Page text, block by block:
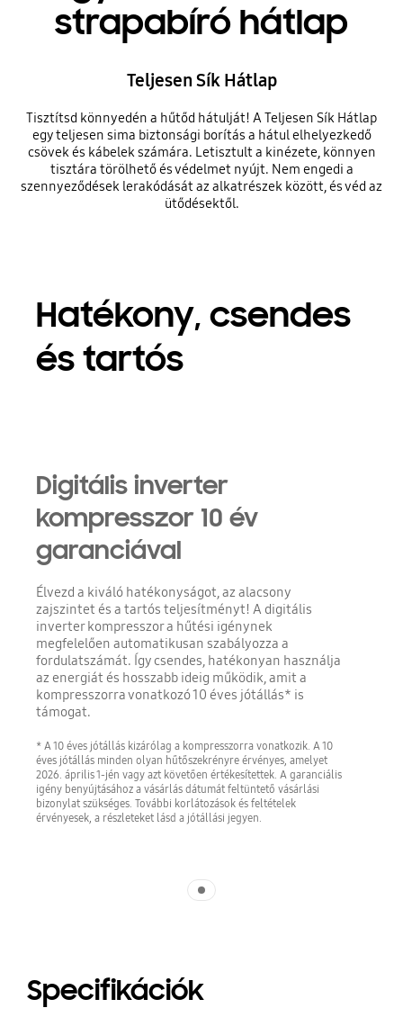
strapabíró hátlap
Teljesen Sík Hátlap
Tisztítsd könnyedén a hűtőd hátulját! A Teljesen Sík Hátlap
egy teljesen sima biztonsági borítás a hátul elhelyezkedő
csövek és kábelek számára. Letisztult a kinézete, könnyen
tisztára törölhető és védelmet nyújt. Nem engedi a
szennyeződések lerakódását az alkatrészek között, és véd az
ütődésektől.
Hatékony, csendes
és tartós
Digitális inverter
kompresszor 10 év
garanciával
Élvezd a kiváló hatékonyságot, az alacsony
zajszintet és a tartós teljesítményt! A digitális
inverter kompresszor a hűtési igénynek
megfelelően automatikusan szabályozza a
fordulatszámát. Így csendes, hatékonyan használja
az energiát és hosszabb ideig működik, amit a
kompresszorra vonatkozó 10 éves jótállás* is
támogat.
* A 10 éves jótállás kizárólag a kompresszorra vonatkozik. A 10
éves jótállás minden olyan hűtőszekrényre érvényes, amelyet
2026. április 1-jén vagy azt követően értékesítettek. A garanciális
igény benyújtásához a vásárlás dátumát feltüntető vásárlási
bizonylat szükséges. További korlátozások és feltételek
érvényesek, a részleteket lásd a jótállási jegyen.
Specifikációk